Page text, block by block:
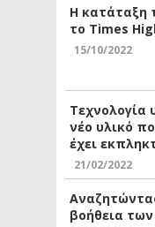
Η κατάταξη
το Times
15/10/2022
Τεχνολογία
νέο υλικό
έχει
21/02/2022
βοήθεια